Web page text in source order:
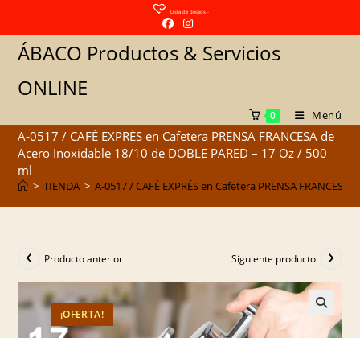
contenido
Lista de deseos -
ÁBACO Productos & Servicios
ONLINE
0 Menú
A-0517 / CAFÉ EXPRÉS en Cafetera PRENSA FRANCESA de
Acero Inoxidable 18/10 de DOBLE PARED – 17 Oz / 500
ml
> TIENDA > A-0517 / CAFÉ EXPRÉS en Cafetera PRENSA
¡OFERTA!
Producto anterior Siguiente producto